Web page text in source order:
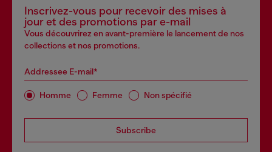
Inscrivez-vous pour recevoir des mises à
jour et des promotions par e-mail
Vous découvrirez en avant-première le lancement de nos
collections et nos promotions.
Addressee E-mail*
Homme Femme Non spécifié
Subscribe